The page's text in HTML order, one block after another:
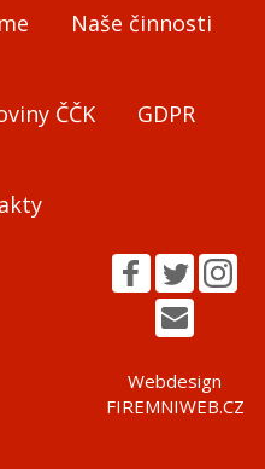
Naše činnosti
ČČK GDPR
Webdesign
FIREMNIWEB.CZ